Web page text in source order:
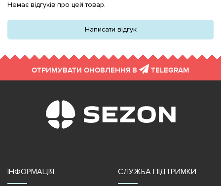
Немає відгуків про цей товар.
Написати відгук
ОТРИМУВАТИ ОНОВЛЕННЯ В TELEGRAM
ІНФОРМАЦІЯ СЛУЖБА ПІДТРИМКИ